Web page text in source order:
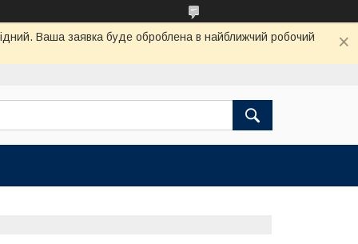
Ваша заявка буде оброблена в найближчий робочий